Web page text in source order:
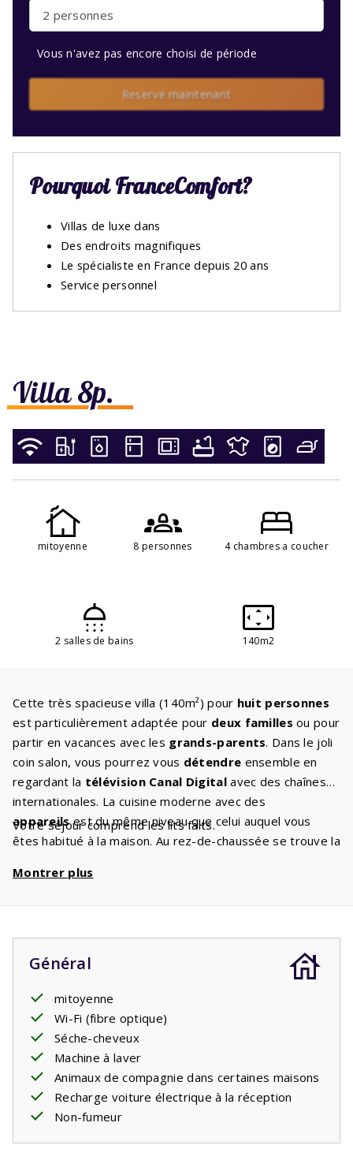
Villa 8p.
mitoyenne 8 personnes 4 chambres a coucher
2 salles de bains 140m2
Cette très spacieuse villa (140m²) pour huit personnes
est particulièrement adaptée pour deux familles ou pour
partir en vacances avec les grands-parents. Dans le joli
coin salon, vous pourrez vous détendre ensemble en
regardant la télévision Canal Digitalavec des chaînes
internationales. La cuisine moderne avec des
appareilsest du même niveau que celui auquel vous
êtes habitué à la maison. Au rez-de-chaussée se trouve la
douche et lavabo. Les deux lits simples confortables avec
trouvent troisgrandes chambresavec deux lits simples
et une deuxième salle de bain avec baignoire avec douche
et lavabo. Il y a des toilettes séparées. Vous vous
retrouverez régulièrement ensemble sur la
couverte. Vous pourrez y profiter du ciel étoilé français
jusque tard dans la nuit.
Votre séjour comprend les lits faits.
Montrer plus
Général
mitoyenne
Wi-Fi (fibre optique)
Séche-cheveux
Machine à laver
Animaux de compagnie dans certaines maisons
Recharge voiture électrique à la réception
Non-fumeur
2 personnes
Vous n'avez pas encore choisi de période
Reserve maintenant
Pourquoi FranceComfort?
Villas de luxe dans
Des endroits magnifiques
Le spécialiste en France depuis 20 ans
Service personnel